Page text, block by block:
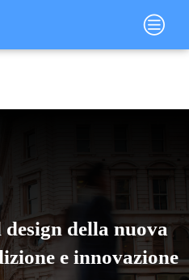
Main
Menu
della nuova
e innovazione